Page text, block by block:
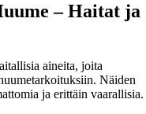
– Haitat ja
aineita, joita
Näiden
ja erittäin vaarallisia.